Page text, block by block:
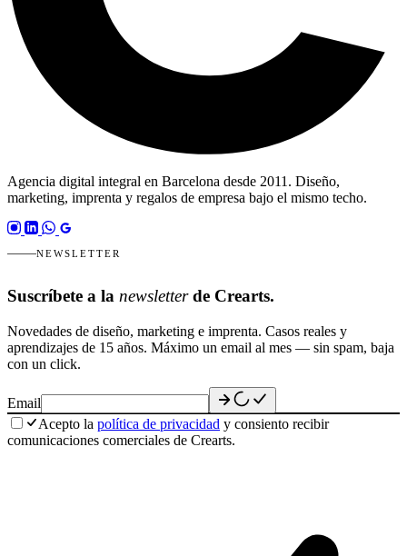
Agencia digital integral en Barcelona desde 2011. Diseño,
marketing, imprenta y regalos de empresa bajo el mismo techo.
NEWSLETTER
Suscríbete a la newsletterde Crearts.
Novedades de diseño, marketing e imprenta. Casos reales y
aprendizajes de 15 años. Máximo un email al mes — sin spam, baja
con un click.
Email
Acepto la política de privacidad y consiento recibir
comunicaciones comerciales de Crearts.